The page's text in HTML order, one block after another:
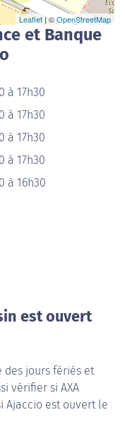
Leaflet| ©OpenStreetMap
et Banque
à 17h30
à 17h30
à 17h30
à 17h30
à 16h30
est ouvert
des jours fériés et
vérifier si AXA
Ajaccio est ouvert le